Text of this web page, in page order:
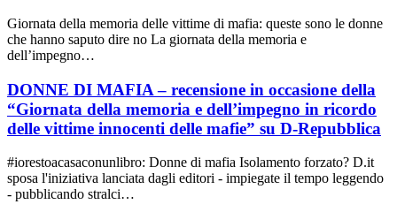
Giornata della memoria delle vittime di mafia: queste sono le donne
che hanno saputo dire no La giornata della memoria e
dell’impegno…
DONNE DI MAFIA – recensione in occasione della
“Giornata della memoria e dell’impegno in ricordo
delle vittime innocenti delle mafie” su D-Repubblica
#iorestoacasaconunlibro: Donne di mafia Isolamento forzato? D.it
sposa l'iniziativa lanciata dagli editori - impiegate il tempo leggendo
- pubblicando stralci…